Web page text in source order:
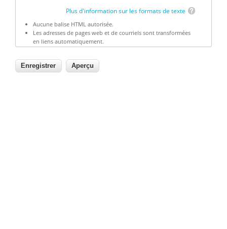
Plus d'information sur les formats de texte
Aucune balise HTML autorisée.
Les adresses de pages web et de courriels sont transformées
en liens automatiquement.